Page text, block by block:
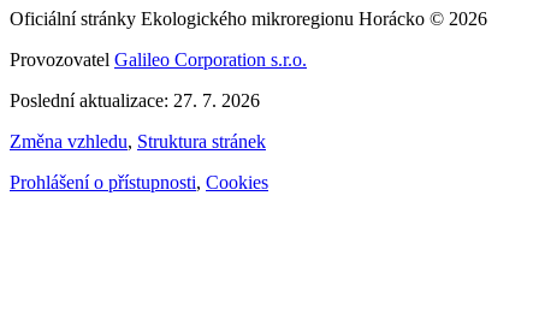
Oficiální stránky Ekologického mikroregionu Horácko © 2026
Provozovatel Galileo Corporation s.r.o.
Poslední aktualizace: 27. 7. 2026
Změna vzhledu, Struktura stránek
Prohlášení o přístupnosti, Cookies